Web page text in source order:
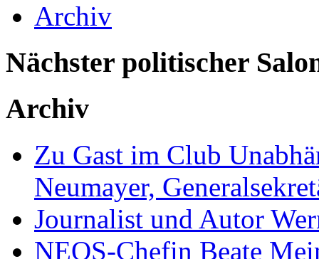
Archiv
Nächster politischer
Archiv
Zu Gast im Club
Neumayer,
Journalist und Autor
NEOS-Chefin Beate